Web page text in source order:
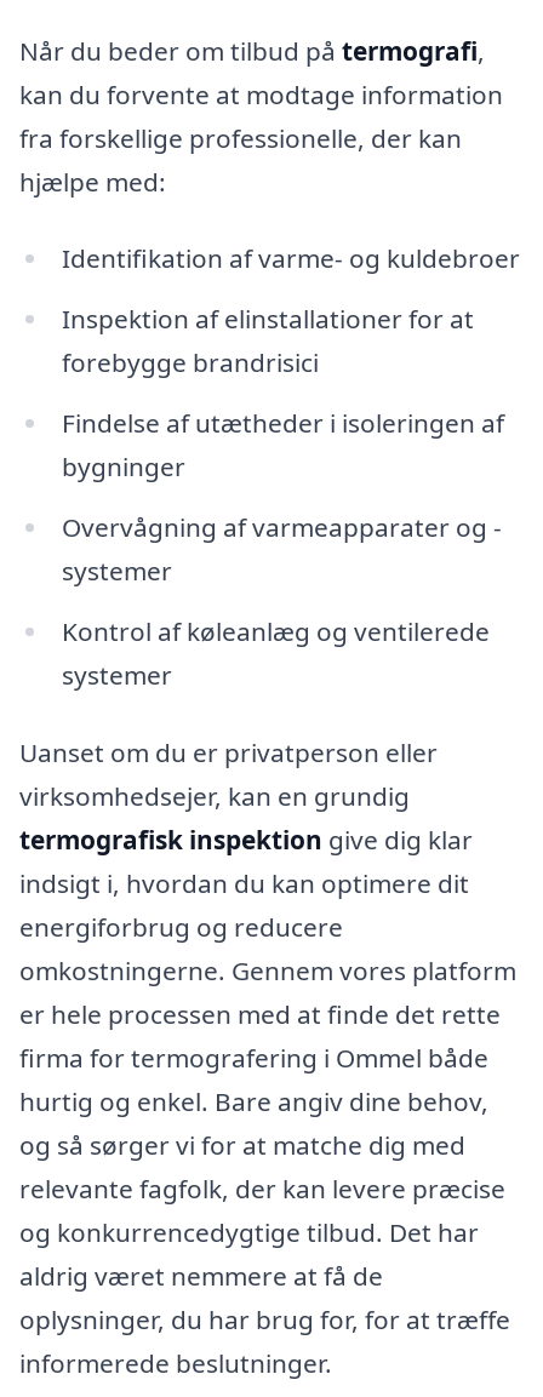
Når du beder om tilbud på termografi,
kan du forvente at modtage information
fra forskellige professionelle, der kan
hjælpe med:
Identifikation af varme- og kuldebroer
Inspektion af elinstallationer for at
forebygge brandrisici
Findelse af utætheder i isoleringen af
bygninger
Overvågning af varmeapparater og -
systemer
Kontrol af køleanlæg og ventilerede
systemer
Uanset om du er privatperson eller
virksomhedsejer, kan en grundig
termografisk inspektion give dig klar
indsigt i, hvordan du kan optimere dit
energiforbrug og reducere
omkostningerne. Gennem vores platform
er hele processen med at finde det rette
firma for termografering i Ommel både
hurtig og enkel. Bare angiv dine behov,
og så sørger vi for at matche dig med
relevante fagfolk, der kan levere præcise
og konkurrencedygtige tilbud. Det har
aldrig været nemmere at få de
oplysninger, du har brug for, for at træffe
informerede beslutninger.